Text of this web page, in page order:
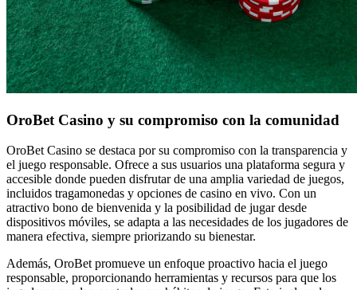
OroBet Casino y su compromiso con la comunidad
OroBet Casino se destaca por su compromiso con la transparencia y
el juego responsable. Ofrece a sus usuarios una plataforma segura y
accesible donde pueden disfrutar de una amplia variedad de juegos,
incluidos tragamonedas y opciones de casino en vivo. Con un
atractivo bono de bienvenida y la posibilidad de jugar desde
dispositivos móviles, se adapta a las necesidades de los jugadores de
manera efectiva, siempre priorizando su bienestar.
Además, OroBet promueve un enfoque proactivo hacia el juego
responsable, proporcionando herramientas y recursos para que los